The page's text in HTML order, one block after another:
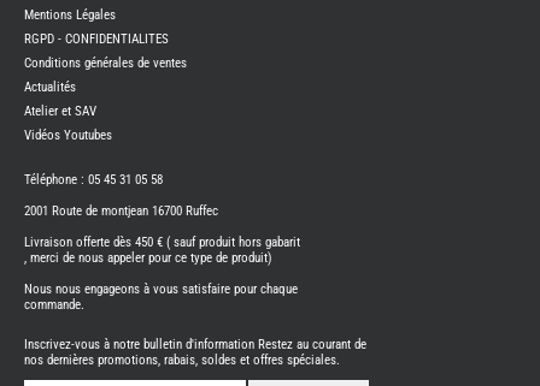
BENIMAR
CAMPING-
CARADO
CAMPING-
ITINEO
CAMPING-
OCCASION
CARADO
NEUFS
FOURGON
Mentions Légales
RGPD - CONFIDENTIALITES
Conditions générales de ventes
Actualités
Atelier et SAV
Vidéos Youtubes
Téléphone : 05 45 31 05 58
2001 Route de montjean 16700 Ruffec
Livraison offerte dès 450 € ( sauf produit hors gabarit
, merci de nous appeler pour ce type de produit)
Nous nous engageons à vous satisfaire pour chaque
commande.
Inscrivez-vous à notre bulletin d'information Restez au courant de
nos dernières promotions, rabais, soldes et offres spéciales.